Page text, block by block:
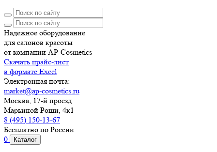
Надежное оборудование
для салонов красоты
от компании AP-Cosmetics
Скачать прайс-лист
в формате Excel
Электронная почта:
market@ap-cosmetics.ru
Москва, 17-й проезд
Марьиной Рощи, 4к1
8 (495) 150-13-67
Бесплатно по России
0
Каталог